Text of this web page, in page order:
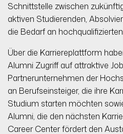
Schnittstelle zwischen
aktiven Studierenden,
die Bedarf an
Über die Karriereplattform
Alumni Zugriff auf attraktive
Partnerunternehmen der
an Berufseinsteiger, die ihre
Studium starten möchten
Alumni, die den nächsten
Career Center fördert den